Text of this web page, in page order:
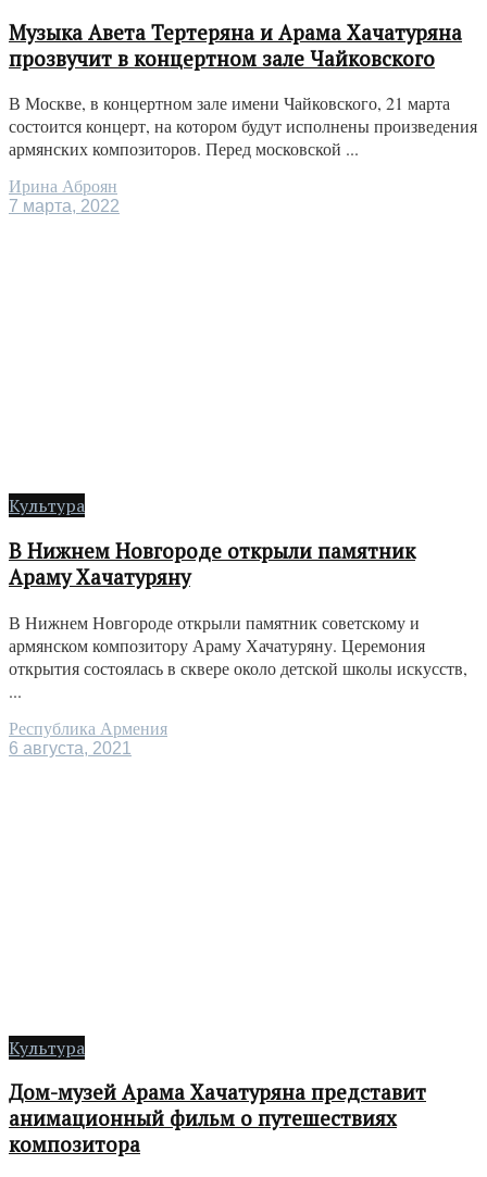
Музыка Авета Тертеряна и Арама Хачатуряна
прозвучит в концертном зале Чайковского
В Москве, в концертном зале имени Чайковского, 21 марта
состоится концерт, на котором будут исполнены произведения
армянских композиторов. Перед московской ...
Ирина Аброян
7 марта, 2022
Культура
В Нижнем Новгороде открыли памятник
Араму Хачатуряну
В Нижнем Новгороде открыли памятник советскому и
армянском композитору Араму Хачатуряну. Церемония
открытия состоялась в сквере около детской школы искусств,
...
Республика Армения
6 августа, 2021
Культура
Дом-музей Арама Хачатуряна представит
анимационный фильм о путешествиях
композитора